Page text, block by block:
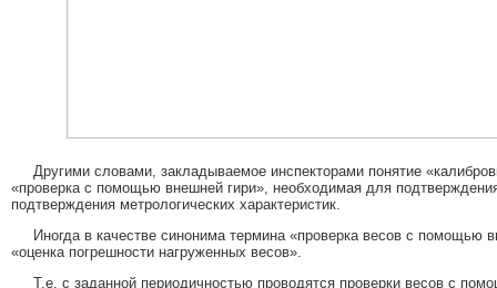
Другими словами, закладываемое инспекторами понятие
«проверка с помощью внешней гири», необходимая для
подтверждения метрологических характеристик.
Иногда в качестве синонима термина «проверка весов с помощью
«оценка погрешности нагруженных весов».
Т.е. с заданной периодичностью проводятся проверки весов с